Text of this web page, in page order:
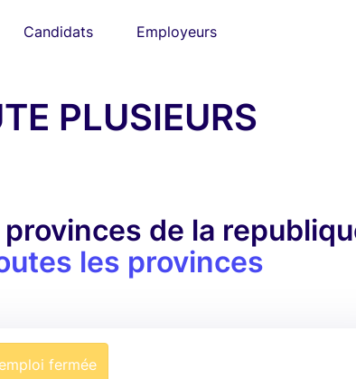
Candidats Employeurs
PLUSIEURS
de la
les provinces
fermée